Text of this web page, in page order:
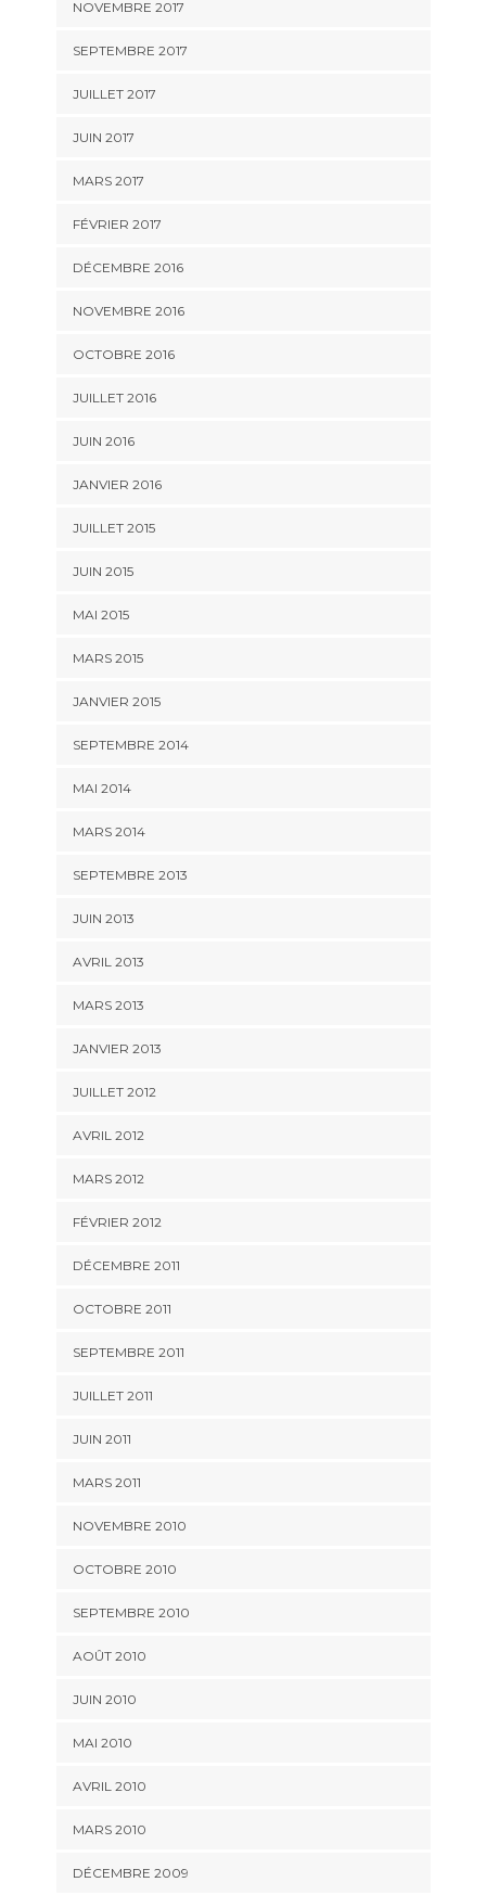
NOVEMBRE 2017
SEPTEMBRE 2017
JUILLET 2017
JUIN 2017
MARS 2017
FÉVRIER 2017
DÉCEMBRE 2016
NOVEMBRE 2016
OCTOBRE 2016
JUILLET 2016
JUIN 2016
JANVIER 2016
JUILLET 2015
JUIN 2015
MAI 2015
MARS 2015
JANVIER 2015
SEPTEMBRE 2014
MAI 2014
MARS 2014
SEPTEMBRE 2013
JUIN 2013
AVRIL 2013
MARS 2013
JANVIER 2013
JUILLET 2012
AVRIL 2012
MARS 2012
FÉVRIER 2012
DÉCEMBRE 2011
OCTOBRE 2011
SEPTEMBRE 2011
JUILLET 2011
JUIN 2011
MARS 2011
NOVEMBRE 2010
OCTOBRE 2010
SEPTEMBRE 2010
AOÛT 2010
JUIN 2010
MAI 2010
AVRIL 2010
MARS 2010
DÉCEMBRE 2009